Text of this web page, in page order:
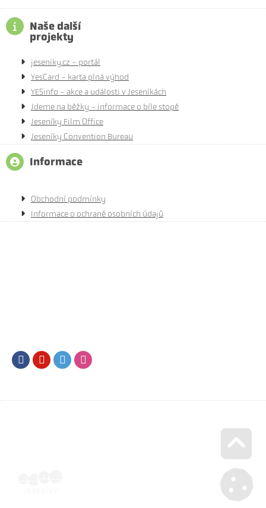
Naše další
projekty
jeseniky.cz - portál
YesCard - karta plná výhod
YESinfo - akce a události v Jeseníkách
Jdeme na běžky - informace o bíle stopě
Jeseníky Film Office
Jeseníky Convention Bureau
Informace
Obchodní podmínky
Informace o ochraně osobních údajů
FacebookYoutubeTwitter
Go